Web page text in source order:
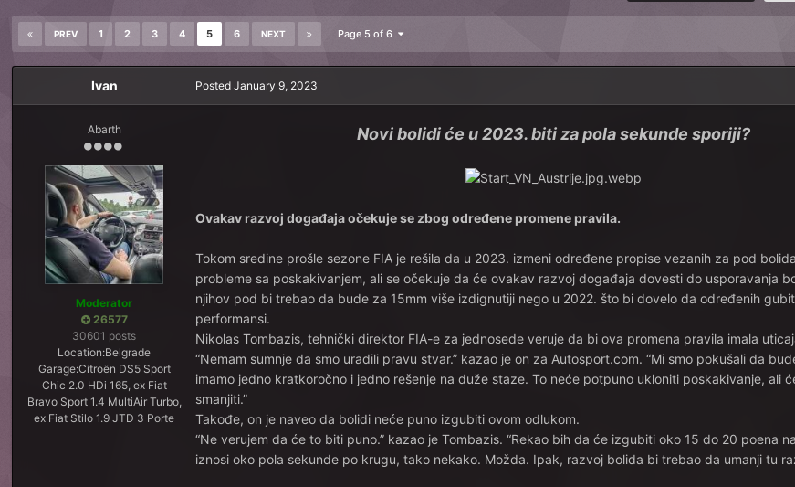
PREV 1 2 3 4 5 6 NEXT Page 5 of 6
Ivan
Abarth
Moderator
26577
30601 posts
Location:Belgrade
Garage:Citroën DS5 Sport
Chic 2.0 HDi 165, ex Fiat
Bravo Sport 1.4 MultiAir Turbo,
ex Fiat Stilo 1.9 JTD 3 Porte
PostedJanuary 9, 2023
Novi bolidi će u 2023. biti za pola sekunde sporiji?
Ovakav razvoj događaja očekuje se zbog određene promene pravila.
Tokom sredine prošle sezone FIA je rešila da u 2023. izmeni određene propise vezanih za pod
probleme sa poskakivanjem, ali se očekuje da će ovakav razvoj događaja dovesti do usporavanja
njihov pod bi trebao da bude za 15mm više izdignutiji nego u 2022. što bi dovelo da određenih
performansi.
Nikolas Tombazis, tehnički direktor FIA-e za jednosede veruje da bi ova promena pravila imala
“Nemam sumnje da smo uradili pravu stvar.” kazao je on za Autosport.com. “Mi smo pokušali da
imamo jedno kratkoročno i jedno rešenje na duže staze. To neće potpuno ukloniti poskakivanje, ali
smanjiti.”
Takođe, on je naveo da bolidi neće puno izgubiti ovom odlukom.
“Ne verujem da će to biti puno.” kazao je Tombazis. “Rekao bih da će izgubiti oko 15 do 20 poena
iznosi oko pola sekunde po krugu, tako nekako. Možda. Ipak, razvoj bolida bi trebao da umanji tu